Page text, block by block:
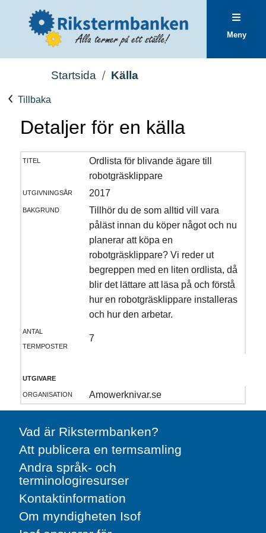
Meny
Startsida Källa
Tillbaka
Detaljer för en källa
titel
Ordlista för blivande ägare till
robotgräsklippare
utgivningsår
2017
bakgrund
Tillhör du de som alltid vill vara
påläst innan du köper något och nu
planerar att köpa en
robotgräsklippare? Vi reder ut
begreppen med en liten ordlista, då
blir det lättare att läsa på och förstå
hur en robotgräsklippare installeras
och hur den arbetar.
antal
termposter
7
utgivare
organisation
Amowerknivar.se
Vad är Rikstermbanken?
Att publicera en termsamling
Andra språk- och
terminologiresurser
Kontaktinformation
Om myndigheten Isof